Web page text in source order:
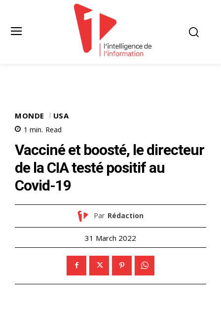
MONDE USA
1 min. Read
Vacciné et boosté, le directeur
de la CIA testé positif au
Covid-19
Par Rédaction
31 March 2022